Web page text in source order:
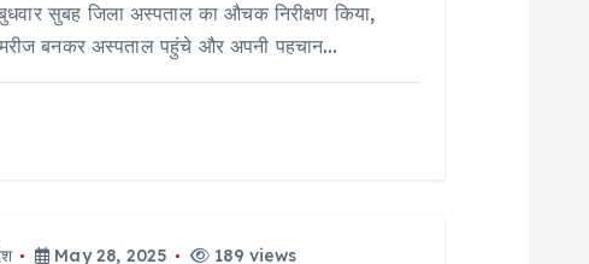
सुबह जिला अस्पताल का औचक निरीक्षण किया,
बनकर अस्पताल पहुंचे और अपनी पहचान…
May 28, 2025 189 views